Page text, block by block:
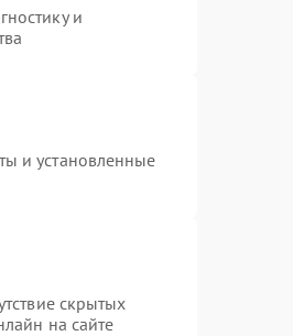
и
и установленные
скрытых
на сайте